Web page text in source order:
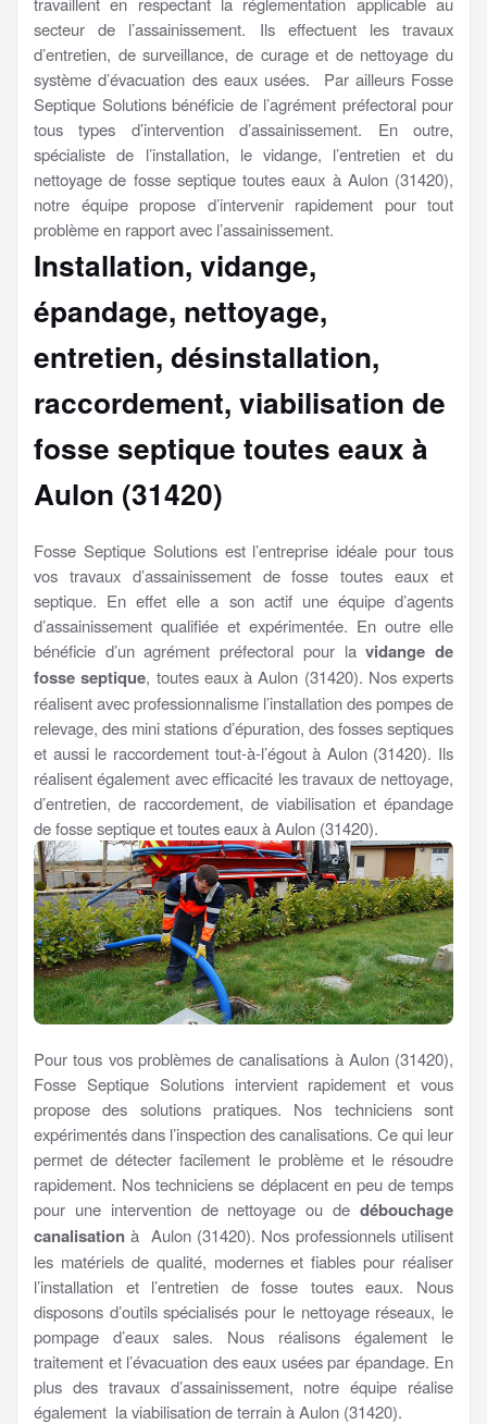
secteur de l’assainissement. Ils effectuent les travaux
d’entretien, de surveillance, de curage et de nettoyage du
système d’évacuation des eaux usées. Par ailleurs Fosse
Septique Solutions bénéficie de l’agrément préfectoral pour
tous types d’intervention d’assainissement. En outre,
spécialiste de l’installation, le vidange, l’entretien et du
nettoyage de fosse septique toutes eaux à Aulon (31420),
notre équipe propose d’intervenir rapidement pour tout
problème en rapport avec l’assainissement.
Installation, vidange,
épandage, nettoyage,
entretien, désinstallation,
raccordement, viabilisation de
fosse septique toutes eaux à
Aulon (31420)
Fosse Septique Solutions est l’entreprise idéale pour tous
vos travaux d’assainissement de fosse toutes eaux et
septique. En effet elle a son actif une équipe d’agents
d’assainissement qualifiée et expérimentée. En outre elle
bénéficie d’un agrément préfectoral pour lavidange de
fosse septique, toutes eaux à Aulon (31420). Nos experts
réalisent avec professionnalisme l’installation des pompes de
relevage, des mini stations d’épuration, des fosses septiques
et aussi le raccordement tout-à-l’égout à Aulon (31420). Ils
réalisent également avec efficacité les travaux de nettoyage,
d’entretien, de raccordement, de viabilisation et épandage
de fosse septique et toutes eaux à Aulon (31420).
Pour tous vos problèmes de canalisations à Aulon (31420),
Fosse Septique Solutions intervient rapidement et vous
propose des solutions pratiques. Nos techniciens sont
expérimentés dans l’inspection des canalisations. Ce qui leur
permet de détecter facilement le problème et le résoudre
rapidement. Nos techniciens se déplacent en peu de temps
pour une intervention de nettoyage ou de débouchage
canalisation à Aulon (31420). Nos professionnels utilisent
les matériels de qualité, modernes et fiables pour réaliser
l’installation et l’entretien de fosse toutes eaux. Nous
disposons d’outils spécialisés pour le nettoyage réseaux, le
pompage d’eaux sales. Nous réalisons également le
traitement et l’évacuation des eaux usées par épandage. En
plus des travaux d’assainissement, notre équipe réalise
également la viabilisation de terrain à Aulon (31420).